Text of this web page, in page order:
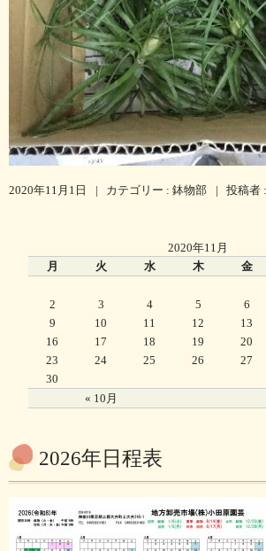
2020年11月1日 | カテゴリー : 鉢物部 | 投稿者
2020年11月
月
火 水 木 金
« 10月
2
3 4 5 6
9
10 11 12 13
16
17 18 19 20
23
24 25 26 27
30
2026年日程表